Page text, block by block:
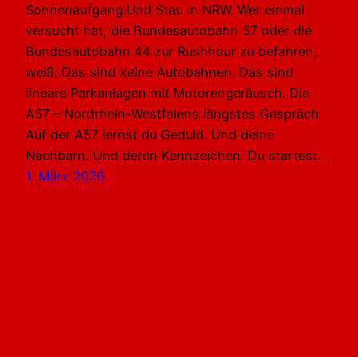
Sonnenaufgang.Und Stau in NRW. Wer einmal
versucht hat, die Bundesautobahn 57 oder die
Bundesautobahn 44 zur Rushhour zu befahren,
weiß: Das sind keine Autobahnen. Das sind
lineare Parkanlagen mit Motorengeräusch. Die
A57 – Nordrhein-Westfalens längstes Gespräch
Auf der A57 lernst du Geduld. Und deine
Nachbarn. Und deren Kennzeichen. Du startest…
1. März 2026